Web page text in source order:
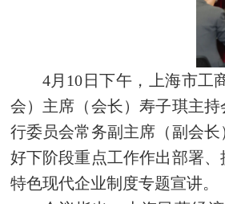
4月10日下午，上海市工
会）主席（会长）寿子琪主
行委员会常务副主席（副会
好下阶段重点工作作出部署
特色现代企业制度专题宣讲。